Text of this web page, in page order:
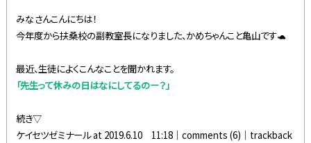
みなさんこんにちは！
今年度から扶桑校の副教室長になりました、かめちゃんこと亀山です🐢
最近、生徒によくこんなことを聞かれます。
「先生って休みの日はなにしてるのー？」
続き▽
ケイセツゼミナール at 2019.6.10 11:18│comments (6) │trackback